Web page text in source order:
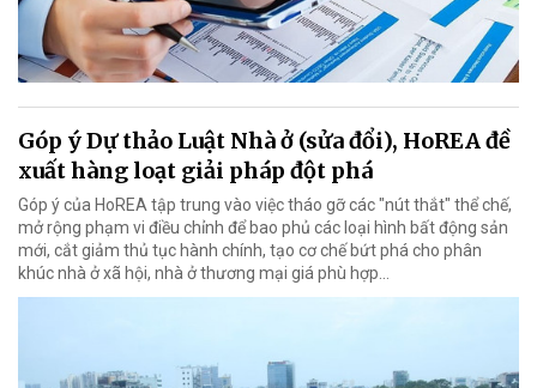
Góp ý Dự thảo Luật Nhà ở (sửa đổi), HoREA đề
xuất hàng loạt giải pháp đột phá
Góp ý của HoREA tập trung vào việc tháo gỡ các "nút thắt" thể chế,
mở rộng phạm vi điều chỉnh để bao phủ các loại hình bất động sản
mới, cắt giảm thủ tục hành chính, tạo cơ chế bứt phá cho phân
khúc nhà ở xã hội, nhà ở thương mại giá phù hợp...